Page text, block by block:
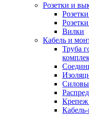
Розетки и
Вилки
Кабель и
Труба
Крепеж